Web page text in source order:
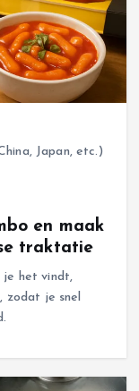
Japan, etc.)
en maak
traktatie
je het vindt,
zodat je snel